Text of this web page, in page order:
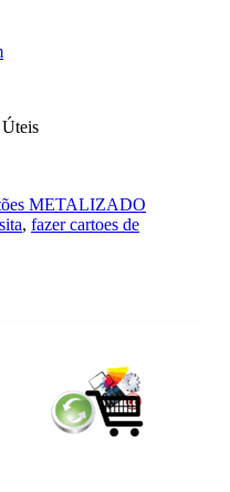
METALIZADO
, fazer cartoes de